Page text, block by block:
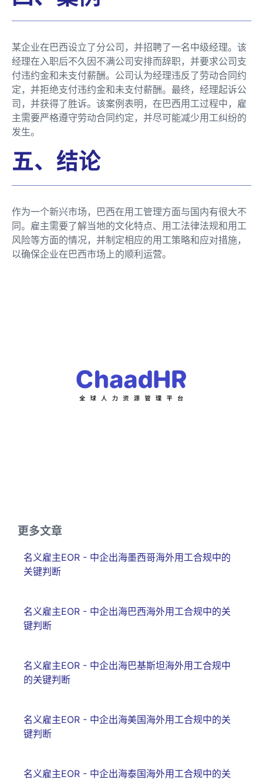
某企业在巴西设立了分公司，并招聘了一名中级经理。该
经理在入职后不久因不满公司安排而辞职，并要求公司支
付违约金和未支付薪酬。公司认为经理违反了劳动合同约
定，并拒绝支付违约金和未支付薪酬。最终，经理起诉公
司，并获得了胜诉。该案例表明，在巴西用工过程中，雇
主需要严格遵守劳动合同约定，并尽可能减少用工纠纷的
发生。
五、结论
作为一个新兴市场，巴西在用工管理方面与国内有很大不
同。雇主需要了解当地的文化特点、用工法律法规和用工
风险等方面的情况，并制定相应的用工策略和应对措施，
以确保企业在巴西市场上的顺利运营。
更多文章
名义雇主EOR - 中企出海墨西哥海外用工合规中的
关键判断
名义雇主EOR - 中企出海巴西海外用工合规中的关
键判断
名义雇主EOR - 中企出海巴基斯坦海外用工合规中
的关键判断
名义雇主EOR - 中企出海美国海外用工合规中的关
键判断
名义雇主EOR - 中企出海泰国海外用工合规中的关